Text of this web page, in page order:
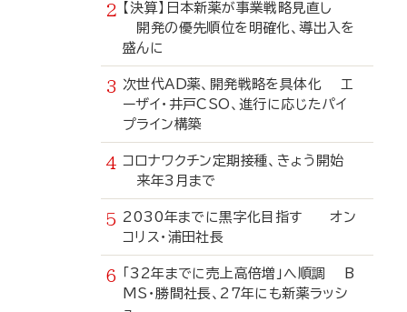
【決算】日本新薬が事業戦略見直し
開発の優先順位を明確化、導出入を
盛んに
次世代AD薬、開発戦略を具体化 エ
ーザイ・井戸CSO、進行に応じたパイ
プライン構築
コロナワクチン定期接種、きょう開始
来年3月まで
2030年までに黒字化目指す オン
コリス・浦田社長
「32年までに売上高倍増」へ順調 B
MS・勝間社長、27年にも新薬ラッシ